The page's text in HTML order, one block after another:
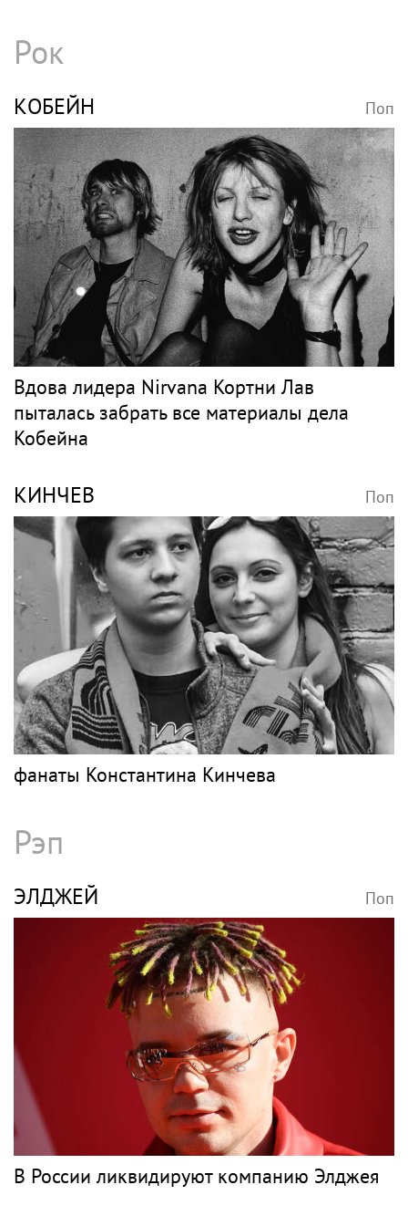
Рок
КОБЕЙН Поп
Вдова лидера Nirvana Кортни Лав
пыталась забрать все материалы дела
Кобейна
КИНЧЕВ Поп
фанаты Константина Кинчева
Рэп
ЭЛДЖЕЙ Поп
В России ликвидируют компанию Элджея